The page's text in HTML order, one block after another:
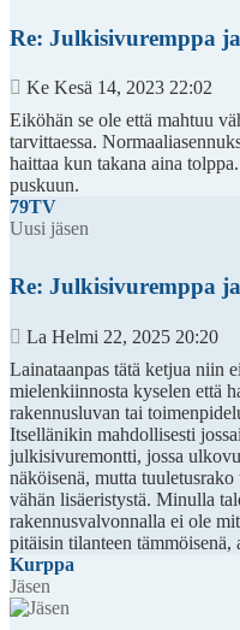
Re: Julkisivuremppa
Viesti
Ke Kesä 14, 2023 22:02
Eiköhän se ole että mahtuu
tarvittaessa.
haittaa kun takana aina
puskuun.
79TV
Uusi jäsen
Re: Julkisivuremppa
Viesti
La Helmi 22, 2025 20:20
Lainataanpas tätä ketjua niin
mielenkiinnosta kyselen että
rakennusluvan tai
Itsellänikin mahdollisesti
julkisivuremontti, jossa
näköisenä, mutta
vähän lisäeristystä. Minulla
rakennusvalvonnalla ei ole
pitäisin tilanteen tämmöisenä,
Kurppa
Jäsen